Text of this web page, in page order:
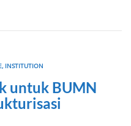
INSTITUTION
untuk BUMN